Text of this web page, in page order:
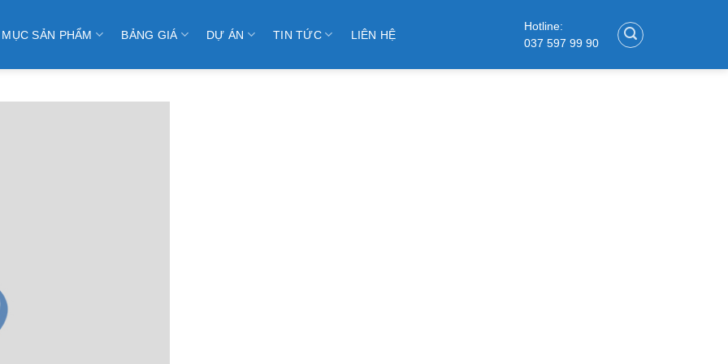
SẢN PHẨM BẢNG GIÁ DỰ ÁN TIN TỨC LIÊN HỆ
Hotline:
037 597 99 90